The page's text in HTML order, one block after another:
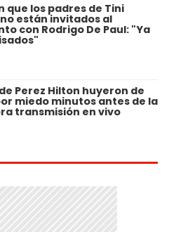
que los padres de Tini
están invitados al
con Rodrigo De Paul: "Ya
Perez Hilton huyeron de
miedo minutos antes de la
transmisión en vivo